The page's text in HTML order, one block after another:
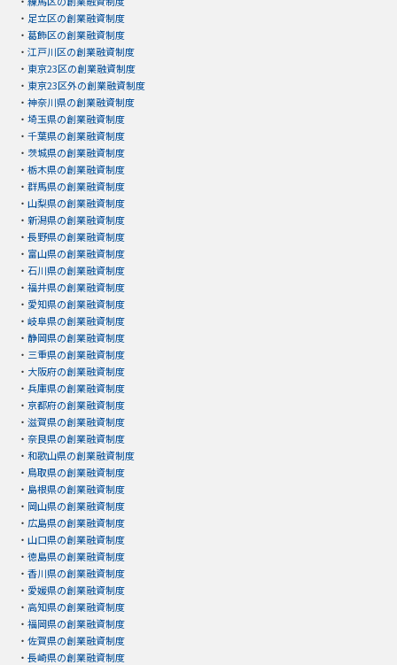
・ 足立区の創業融資制度
・ 葛飾区の創業融資制度
・ 江戸川区の創業融資制度
・ 東京23区の創業融資制度
・ 東京23区外の創業融資制度
・ 神奈川県の創業融資制度
・ 埼玉県の創業融資制度
・ 千葉県の創業融資制度
・ 茨城県の創業融資制度
・ 栃木県の創業融資制度
・ 群馬県の創業融資制度
・ 山梨県の創業融資制度
・ 新潟県の創業融資制度
・ 長野県の創業融資制度
・ 富山県の創業融資制度
・ 石川県の創業融資制度
・ 福井県の創業融資制度
・ 愛知県の創業融資制度
・ 岐阜県の創業融資制度
・ 静岡県の創業融資制度
・ 三重県の創業融資制度
・ 大阪府の創業融資制度
・ 兵庫県の創業融資制度
・ 京都府の創業融資制度
・ 滋賀県の創業融資制度
・ 奈良県の創業融資制度
・ 和歌山県の創業融資制度
・ 鳥取県の創業融資制度
・ 島根県の創業融資制度
・ 岡山県の創業融資制度
・ 広島県の創業融資制度
・ 山口県の創業融資制度
・ 徳島県の創業融資制度
・ 香川県の創業融資制度
・ 愛媛県の創業融資制度
・ 高知県の創業融資制度
・ 福岡県の創業融資制度
・ 佐賀県の創業融資制度
・ 長崎県の創業融資制度